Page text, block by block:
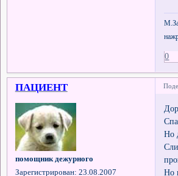
0
ПАЦИЕНТ
помощник дежурного
Зарегистрирован: 23.08.2007
Но
Но